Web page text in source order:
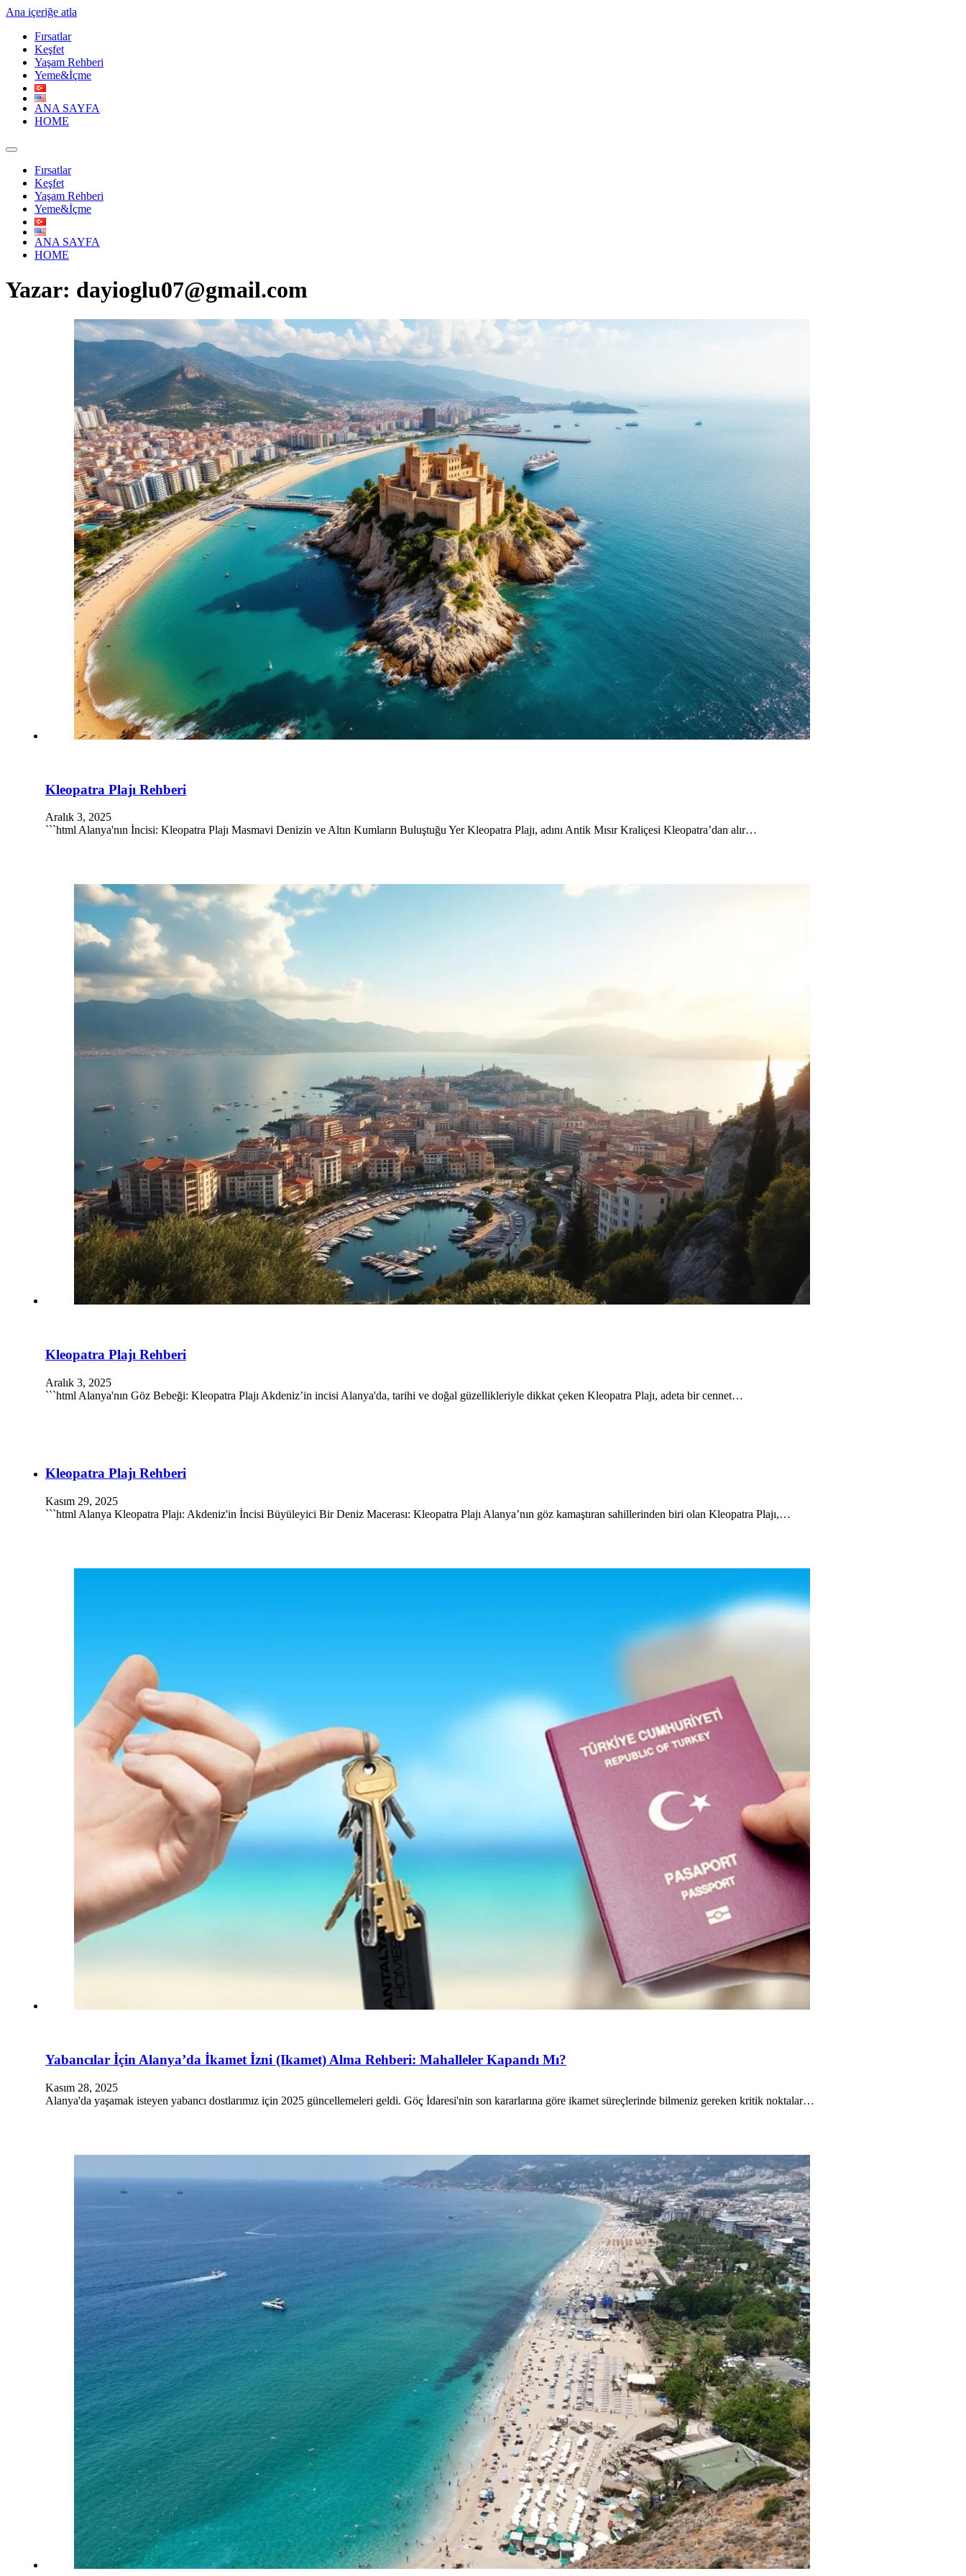
Ana içeriğe atla
Fırsatlar
Keşfet
Yaşam Rehberi
Yeme&İçme
ANA SAYFA
HOME
Fırsatlar
Keşfet
Yaşam Rehberi
Yeme&İçme
ANA SAYFA
HOME
Yazar: dayioglu07@gmail.com
Kleopatra Plajı Rehberi
Aralık 3, 2025
```html Alanya'nın İncisi: Kleopatra Plajı Masmavi Denizin ve Altın Kumların Buluştuğu Yer Kleopatra Plajı, adını Antik Mısır Kraliçesi Kleopatra’dan alır…
Kleopatra Plajı Rehberi
Aralık 3, 2025
```html Alanya'nın Göz Bebeği: Kleopatra Plajı Akdeniz’in incisi Alanya'da, tarihi ve doğal güzellikleriyle dikkat çeken Kleopatra Plajı, adeta bir cennet…
Kleopatra Plajı Rehberi
Kasım 29, 2025
```html Alanya Kleopatra Plajı: Akdeniz'in İncisi Büyüleyici Bir Deniz Macerası: Kleopatra Plajı Alanya’nın göz kamaştıran sahillerinden biri olan Kleopatra Plajı,…
Yabancılar İçin Alanya’da İkamet İzni (Ikamet) Alma Rehberi: Mahalleler Kapandı Mı?
Kasım 28, 2025
Alanya'da yaşamak isteyen yabancı dostlarımız için 2025 güncellemeleri geldi. Göç İdaresi'nin son kararlarına göre ikamet süreçlerinde bilmeniz gereken kritik noktalar…